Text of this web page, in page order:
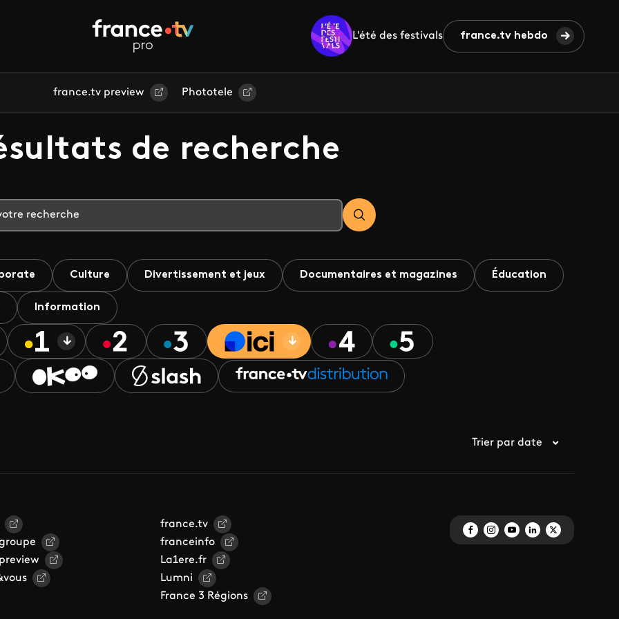
L'été des festivals france.tv hebdo
france.tv preview Phototele
de recherche
Culture Divertissement et jeux Documentaires et magazines Éducation
Information
Trier par date
france.tv
franceinfo
La1ere.fr
Lumni
France 3 Régions